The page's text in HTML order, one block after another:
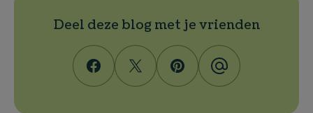
Deel deze blog met je vrienden